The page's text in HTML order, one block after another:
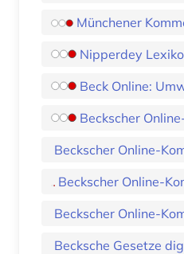
Münchener
Nipperdey
Beck Online:
Beckscher
Beckscher Online-
Beckscher Online-
Beckscher Online-
Becksche Gesetze